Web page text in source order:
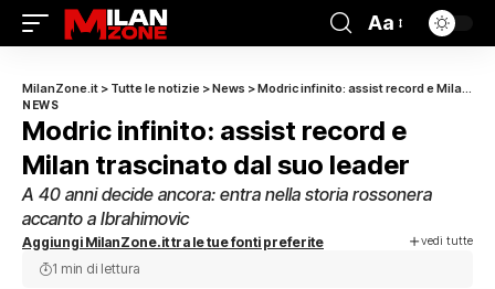
Aa
MilanZone.it > Tutte le notizie >News >Modric infinito: assist record e Milan trascinato dal suo leader
NEWS
Modric infinito: assist record e
Milan trascinato dal suo leader
A 40 anni decide ancora: entra nella storia rossonera
accanto a Ibrahimovic
Aggiungi MilanZone.it tra le tue fonti preferite vedi tutte
1 min di lettura